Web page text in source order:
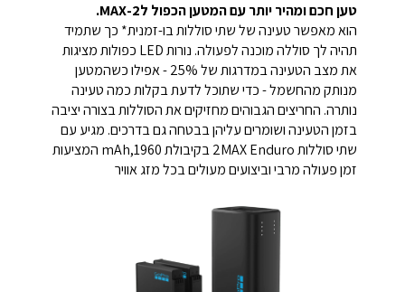
טען חכם ומהיר יותר עם המטען הכפול ל2-MAX.
הוא מאפשר טעינה של שתי סוללות בו-זמנית* כך שתמיד
תהיה לך סוללה מוכנה לפעולה. נורות LED כפולות מציגות
את מצב הטעינה במדרגות של 25% - אפילו כשהמטען
מנותק מהחשמל - כדי שתוכל לדעת בקלות כמה טעינה
נותרה. החריצים הגבוהים מחזיקים את הסוללות בצורה יציבה
בזמן הטעינה ושומרים עליהן בבטחה גם בדרכים. מגיע עם
שתי סוללות 2MAX Enduro בקיבולת mAh,1960 המציעות
זמן פעולה מרבי וביצועים מעולים בכל מזג אוויר